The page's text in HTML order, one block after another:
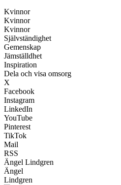
Kvinnor
Kvinnor
Kvinnor
Självständighet
Gemenskap
Jämställdhet
Inspiration
Dela och visa omsorg
X
Facebook
Instagram
LinkedIn
YouTube
Pinterest
TikTok
Mail
RSS
Ängel Lindgren
Ängel
Lindgren